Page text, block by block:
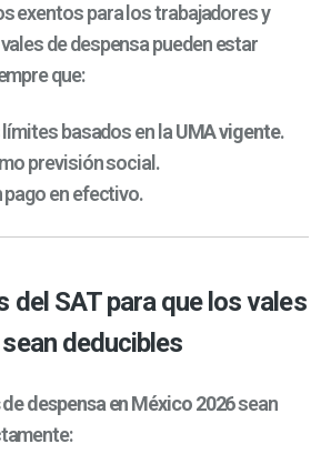
exentos para los trabajadores y
de despensa pueden estar
que:
basados en laUMA vigente.
previsión social.
en efectivo.
SAT para que los vales
deducibles
despensa en México 2026sean